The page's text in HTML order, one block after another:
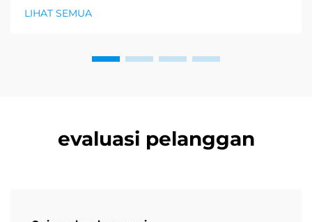
muncul. Distributor sudah mengetahui...
LIHAT SEMUA
evaluasi pelanggan